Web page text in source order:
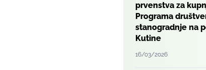
prvenstva za
Programa
stanogradnje na
Kutine
16/03/2026